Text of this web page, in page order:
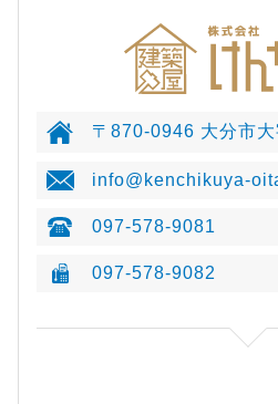
〒870-0946 大分市
info@kenchikuya-
097-578-9081
097-578-9082